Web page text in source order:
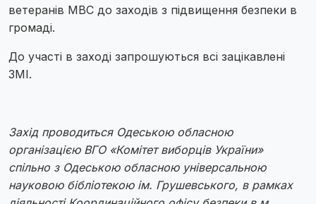
ветеранів МВС до заходів з підвищення безпеки в
громаді.
До участі в заході запрошуються всі зацікавлені
ЗМІ.
Захід проводиться Одеською обласною
організацією ВГО «Комітет виборців України»
спільно з Одеською обласною універсальною
науковою бібліотекою ім. Грушевського, в рамках